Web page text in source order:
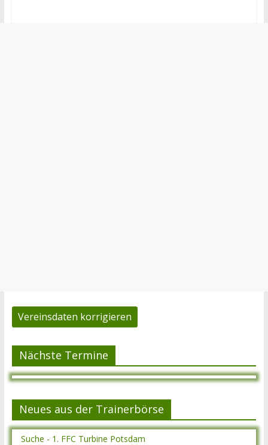
Vereinsdaten korrigieren
Nächste Termine
Neues aus der Trainerbörse
Suche - 1. FFC Turbine Potsdam